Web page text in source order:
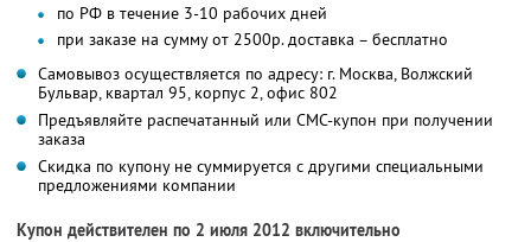
по РФ в течение 3-10 рабочих дней
при заказе на сумму от 2500р. доставка – бесплатно
Самовывоз осуществляется по адресу: г. Москва, Волжский
Бульвар, квартал 95, корпус 2, офис 802
Предъявляйте распечатанный или СМС-купон при получении
заказа
Скидка по купону не суммируется с другими специальными
предложениями компании
Купон действителен по 2 июля 2012 включительно